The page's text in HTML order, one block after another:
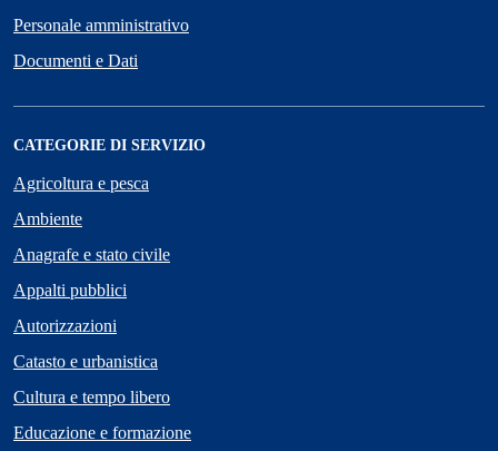
Personale amministrativo
Documenti e Dati
CATEGORIE DI SERVIZIO
Agricoltura e pesca
Ambiente
Anagrafe e stato civile
Appalti pubblici
Autorizzazioni
Catasto e urbanistica
Cultura e tempo libero
Educazione e formazione